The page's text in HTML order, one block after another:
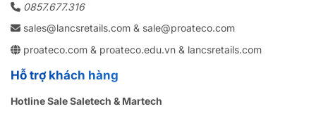
0857.677.316
sales@lancsretails.com & sale@proateco.com
proateco.com & proateco.edu.vn & lancsretails.com
Hỗ trợ khách hàng
Hotline Sale Saletech & Martech